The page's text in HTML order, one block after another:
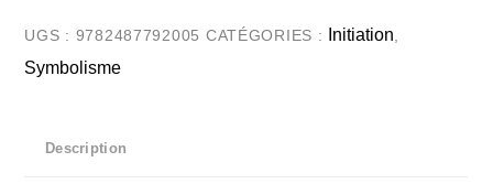
Élémentaires
UGS : 9782487792005 CATÉGORIES : Initiation
Symbolisme
Description